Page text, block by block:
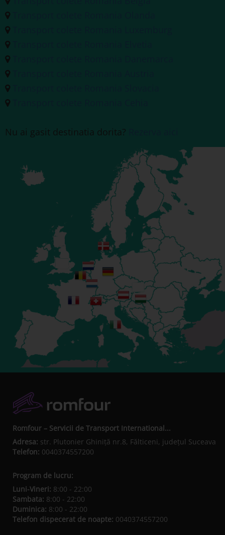
Nu ai gasit destinatia dorita?
Romfour – Servicii de Transport International...
Adresa: str. Plutonier Ghiniţă nr.8, Fălticeni, judeţul Suceava
Telefon: 0040374557200
Program de lucru:
Luni-Vineri: 8:00 - 22:00
Sambata: 8:00 - 22:00
Duminica: 8:00 - 22:00
Telefon dispecerat de noapte: 0040374557200